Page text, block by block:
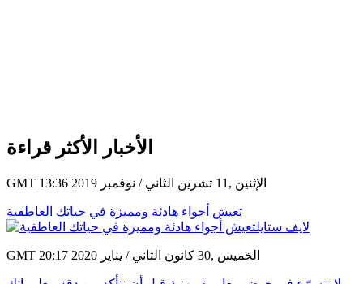
الأخبار الأكثر قراءة
GMT 13:36 2019 الإثنين ,11 تشرين الثاني / نوفمبر
تعيش أجواء هادئة ومميزة في حياتك العاطفية
GMT 20:17 2020 الخميس ,30 كانون الثاني / يناير